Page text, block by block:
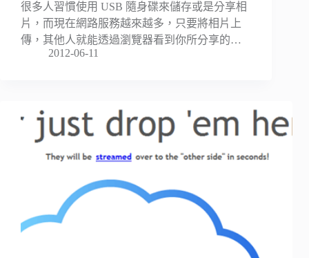
很多人習慣使用 USB 隨身碟來儲存或是分享相
片，而現在網路服務越來越多，只要將相片上
傳，其他人就能透過瀏覽器看到你所分享的…
2012-06-11